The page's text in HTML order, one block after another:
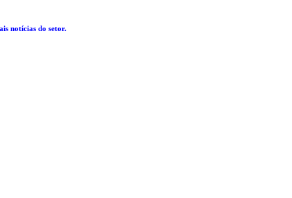
notícias do setor.